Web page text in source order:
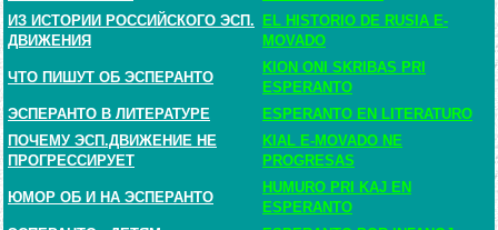
ИЗ ИСТОРИИ РОССИЙСКОГО ЭСП.
ДВИЖЕНИЯ
EL HISTORIO DE RUSIA E-
MOVADO
ЧТО ПИШУТ ОБ ЭСПЕРАНТО
KION ONI SKRIBAS PRI
ESPERANTO
ЭСПЕРАНТО В ЛИТЕРАТУРЕ
ESPERANTO EN LITERATURO
ПОЧЕМУ ЭСП.ДВИЖЕНИЕ НЕ
ПРОГРЕССИРУЕТ
KIAL E-MOVADO NE
PROGRESAS
ЮМОР ОБ И НА ЭСПЕРАНТО
HUMURO PRI KAJ EN
ESPERANTO